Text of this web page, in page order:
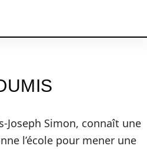
Joseph Simon, connaît une
l’école pour mener une